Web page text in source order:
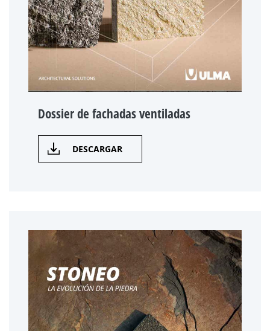
Dossier de fachadas ventiladas
DESCARGAR